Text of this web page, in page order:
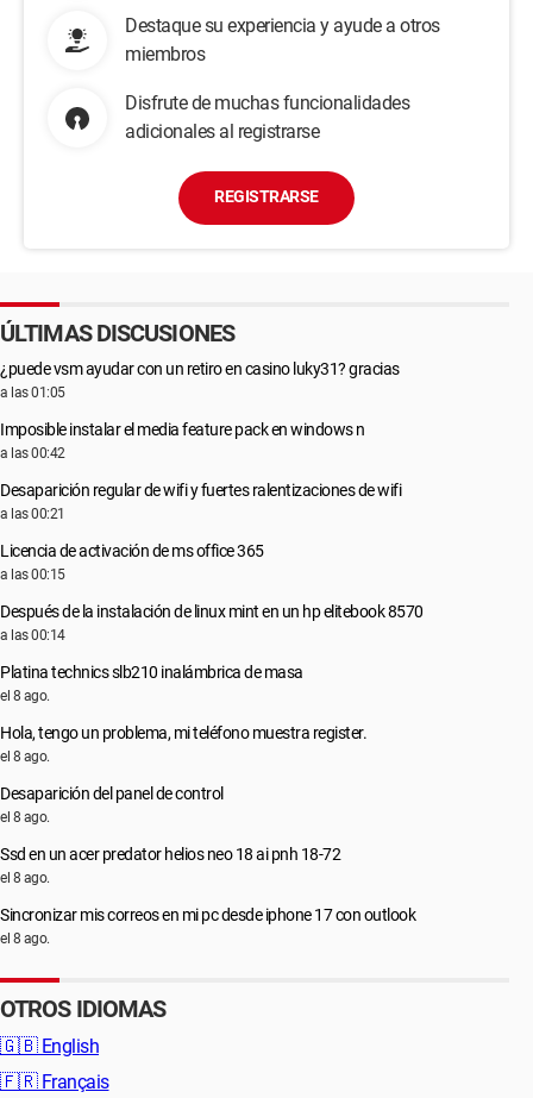
Destaque su experiencia y ayude a otros
miembros
Disfrute de muchas funcionalidades
adicionales al registrarse
REGISTRARSE
ÚLTIMAS DISCUSIONES
¿puede vsm ayudar con un retiro en casino luky31? gracias
a las 01:05
Imposible instalar el media feature pack en windows n
a las 00:42
Desaparición regular de wifi y fuertes ralentizaciones de wifi
a las 00:21
Licencia de activación de ms office 365
a las 00:15
Después de la instalación de linux mint en un hp elitebook 8570
a las 00:14
Platina technics slb210 inalámbrica de masa
el 8 ago.
Hola, tengo un problema, mi teléfono muestra register.
el 8 ago.
Desaparición del panel de control
el 8 ago.
Ssd en un acer predator helios neo 18 ai pnh 18-72
el 8 ago.
Sincronizar mis correos en mi pc desde iphone 17 con outlook
el 8 ago.
OTROS IDIOMAS
🇬🇧 English
🇫🇷 Français